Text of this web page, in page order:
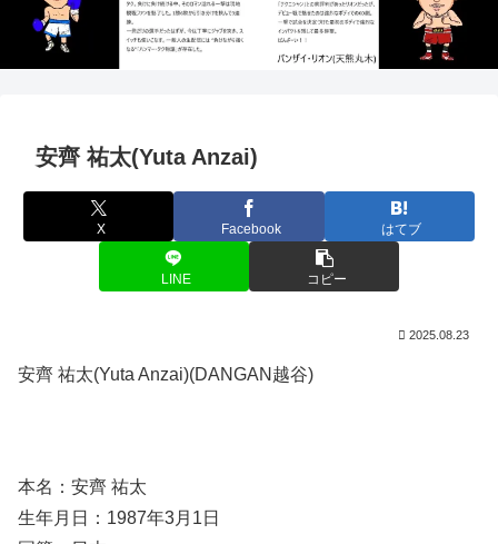
安齊 祐太(Yuta Anzai)
X Facebook はてブ
LINE コピー
2025.08.23
安齊 祐太(Yuta Anzai)(DANGAN越谷)
本名：安齊 祐太
生年月日：1987年3月1日